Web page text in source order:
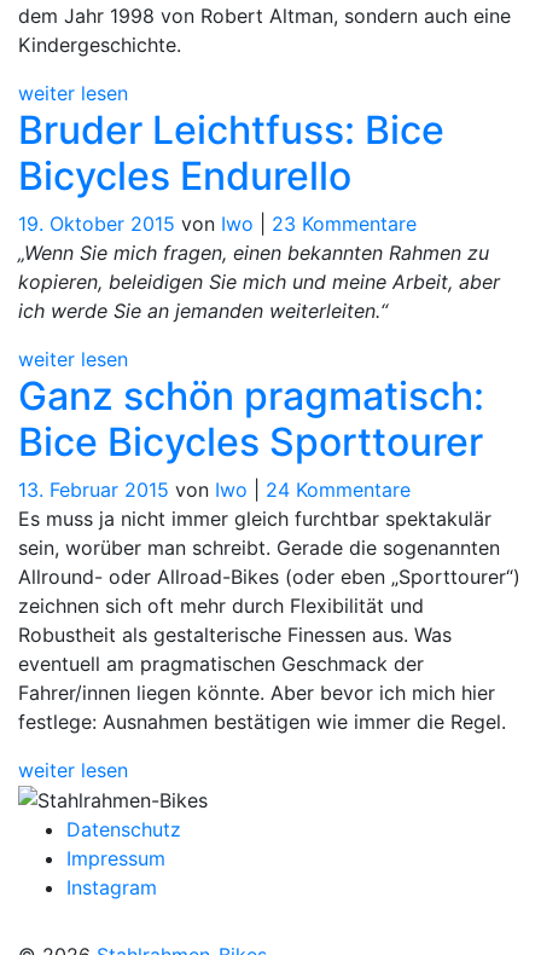
Kerlchen:
Man
dem Jahr 1998 von Robert Altman, sondern auch eine
Kindergeschichte.
weiter lesen
Bruder Leichtfuss: Bice
Bicycles Endurello
19. Oktober 2015 von Iwo 23 Kommentarezu
Bruder
Leichtfuss:
„Wenn Sie mich fragen, einen bekannten Rahmen zu
kopieren, beleidigen Sie mich und meine Arbeit, aber
ich werde Sie an jemanden weiterleiten.“
weiter lesen
Ganz schön pragmatisch:
Bice Bicycles Sporttourer
13. Februar 2015 von Iwo 24 Kommentarezu
Ganz
schön
pragmatisch:
Bice
Bicycles
Sporttourer
Es muss ja nicht immer gleich furchtbar spektakulär
sein, worüber man schreibt. Gerade die sogenannten
Allround- oder Allroad-Bikes (oder eben „Sporttourer“)
zeichnen sich oft mehr durch Flexibilität und
Robustheit als gestalterische Finessen aus. Was
eventuell am pragmatischen Geschmack der
Fahrer/innen liegen könnte. Aber bevor ich mich hier
festlege: Ausnahmen bestätigen wie immer die Regel.
weiter lesen
Datenschutz
Impressum
Instagram